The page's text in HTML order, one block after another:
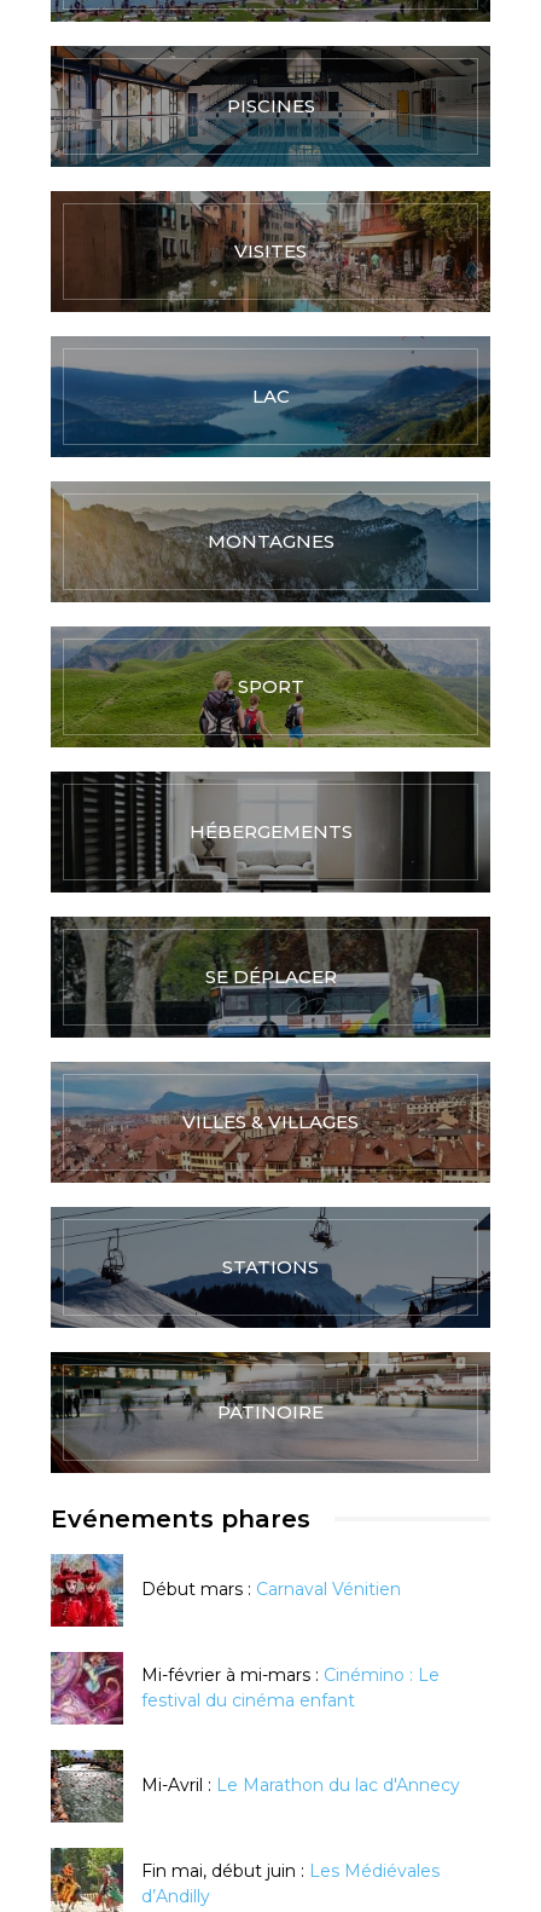
PISCINES
VISITES
LAC
MONTAGNES
SPORT
HÉBERGEMENTS
SE DÉPLACER
VILLES & VILLAGES
STATIONS
PATINOIRE
Evénements phares
Début mars : Carnaval Vénitien
Mi-février à mi-mars : Cinémino : Le
festival du cinéma enfant
Mi-Avril : Le Marathon du lac d'Annecy
Fin mai, début juin : Les Médiévales
d’Andilly